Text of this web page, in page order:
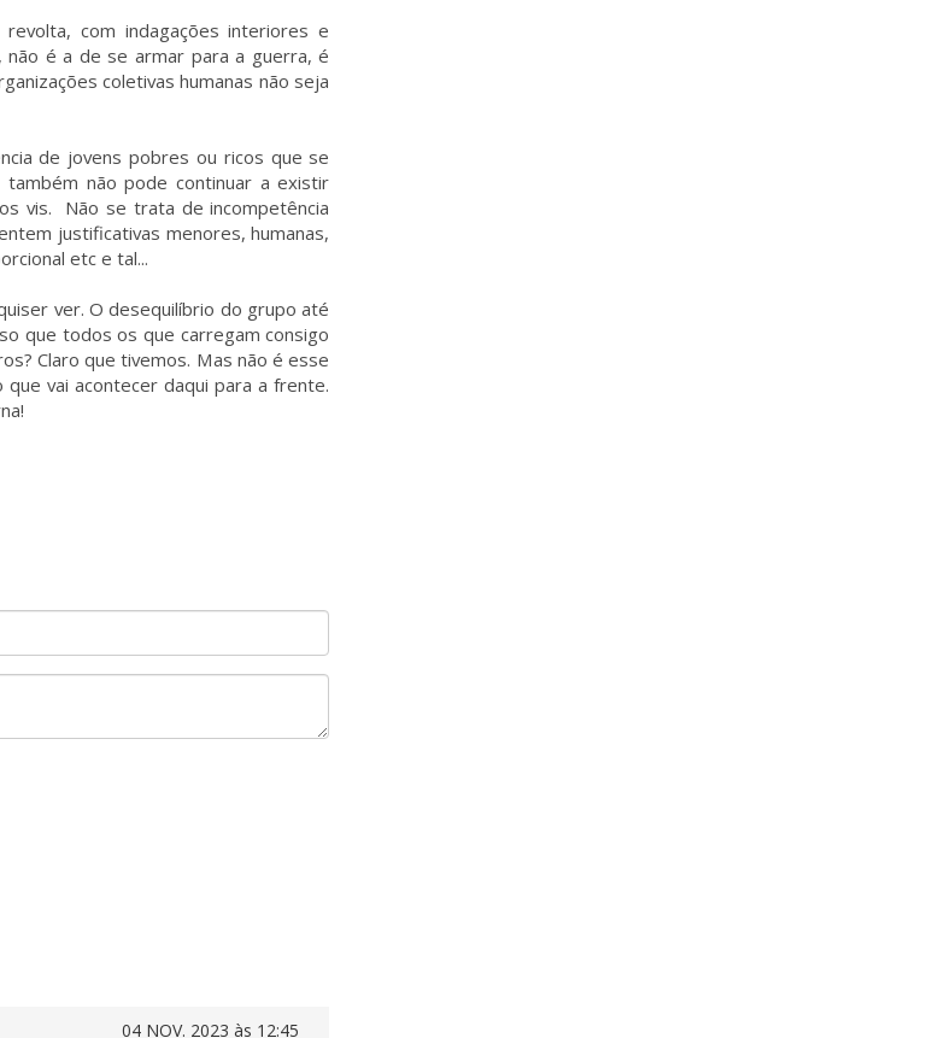
com indagações interiores e
não é a de se armar para a guerra, é
coletivas humanas não seja
de jovens pobres ou ricos que se
não pode continuar a existir
vis. Não se trata de incompetência
justificativas menores, humanas,
etc e tal...
ver. O desequilíbrio do grupo até
que todos os que carregam consigo
Claro que tivemos. Mas não é esse
vai acontecer daqui para a frente.
04 NOV. 2023 às 12:45